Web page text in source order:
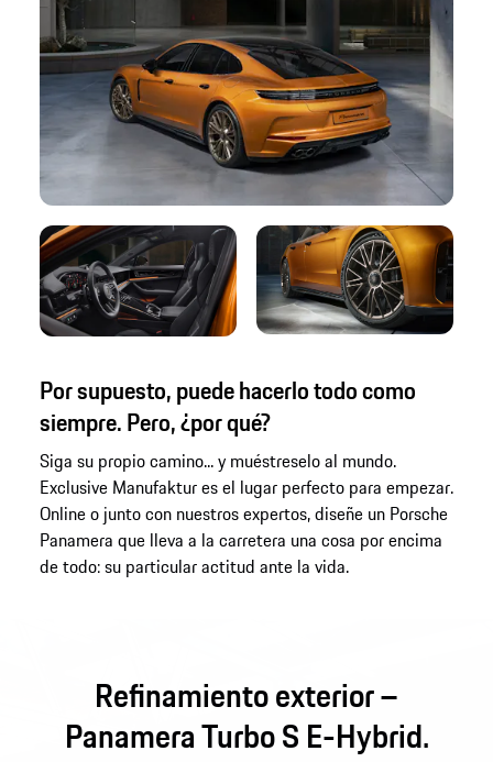
Por supuesto, puede hacerlo todo como
siempre. Pero, ¿por qué?
Siga su propio camino... y muéstreselo al mundo.
Exclusive Manufaktur es el lugar perfecto para empezar.
Online o junto con nuestros expertos, diseñe un Porsche
Panamera que lleva a la carretera una cosa por encima
de todo: su particular actitud ante la vida.
Refinamiento exterior –
Panamera Turbo S E-Hybrid.